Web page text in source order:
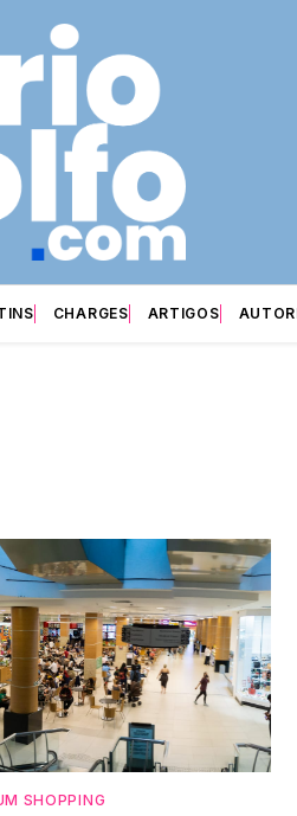
CHARGES ARTIGOS
SHOPPING